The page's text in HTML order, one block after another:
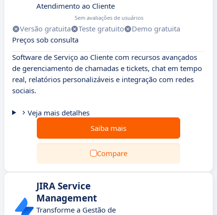
Atendimento ao Cliente
Sem avaliações de usuários
Versão gratuita Teste gratuito
Demo gratuita
Preços sob consulta
Software de Serviço ao Cliente com recursos avançados
de gerenciamento de chamadas e tickets, chat em tempo
real, relatórios personalizáveis e integração com redes
sociais.
Veja mais detalhes
Saiba mais
Compare
JIRA Service
Management
Transforme a Gestão de